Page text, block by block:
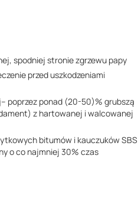
spodniej stronie zgrzewu papy
przed uszkodzeniami
poprzez ponad (20-50)% grubszą
z hartowanej i walcowanej
bitumów i kauczuków SBS
o co najmniej 30% czas